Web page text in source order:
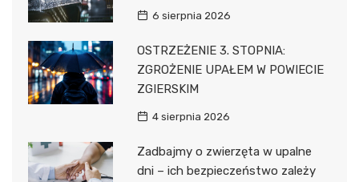
6 sierpnia 2026
OSTRZEŻENIE 3. STOPNIA:
ZGROŻENIE UPAŁEM W POWIECIE
ZGIERSKIM
4 sierpnia 2026
Zadbajmy o zwierzęta w upalne
dni – ich bezpieczeństwo zależy